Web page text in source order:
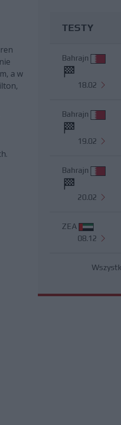
a w
TESTY
Bahrajn
18.02
Bahrajn
19.02
Bahrajn
20.02
ZEA
08.12